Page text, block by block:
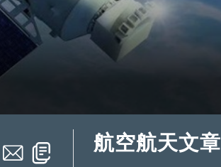
航空航天文章